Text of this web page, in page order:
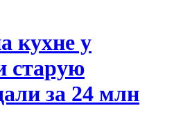
кухне у
старую
за 24 млн